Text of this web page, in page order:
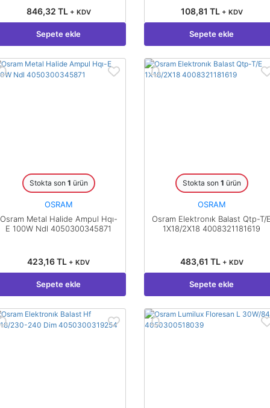
846,32 TL + KDV
Sepete ekle
108,81 TL + KDV
Sepete ekle
Stokta son 1 ürün
OSRAM
Osram Metal Halide Ampul Hqı-
E 100W Ndl 4050300345871
423,16 TL + KDV
Sepete ekle
Stokta son 1 ürün
OSRAM
Osram Elektronık Balast Qtp-T/
1X18/2X18 4008321181619
483,61 TL + KDV
Sepete ekle